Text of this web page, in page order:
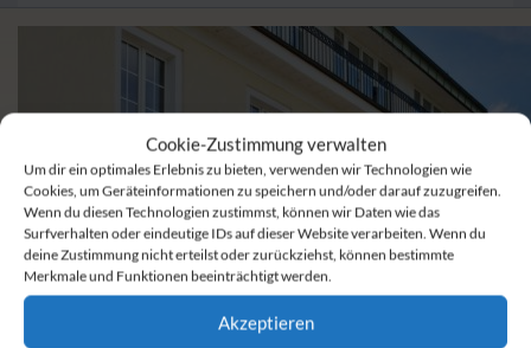
Cookie-Zustimmung verwalten
Um dir ein optimales Erlebnis zu bieten, verwenden wir Technologien wie
Cookies, um Geräteinformationen zu speichern und/oder darauf zuzugreifen.
Wenn du diesen Technologien zustimmst, können wir Daten wie das
Surfverhalten oder eindeutige IDs auf dieser Website verarbeiten. Wenn du
deine Zustimmung nicht erteilst oder zurückziehst, können bestimmte
Merkmale und Funktionen beeinträchtigt werden.
Akzeptieren